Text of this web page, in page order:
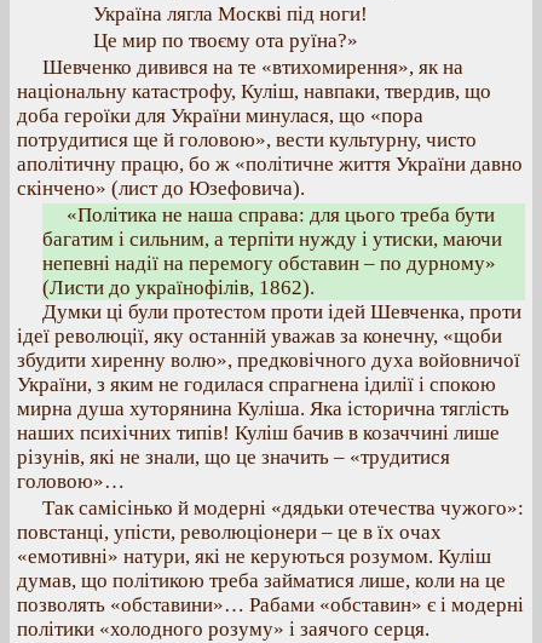
Україна лягла Москві під ноги!
Це мир по твоєму ота руїна?»
Шевченко дивився на те «втихомирення», як на
національну катастрофу, Куліш, навпаки, твердив, що
доба героїки для України минулася, що «пора
потрудитися ще й головою», вести культурну, чисто
аполітичну працю, бо ж «політичне життя України давно
скінчено» (лист до Юзефовича).
«Політика не наша справа: для цього треба бути
багатим і сильним, а терпіти нужду і утиски, маючи
непевні надії на перемогу обставин – по дурному»
(Листи до українофілів, 1862).
Думки ці були протестом проти ідей Шевченка, проти
ідеї революції, яку останній уважав за конечну, «щоби
збудити хиренну волю», предковічного духа войовничої
України, з яким не годилася спрагнена ідилії і спокою
мирна душа хуторянина Куліша. Яка історична тяглість
наших психічних типів! Куліш бачив в козаччині лише
різунів, які не знали, що це значить – «трудитися
головою»…
Так самісінько й модерні «дядьки отечества чужого»:
повстанці, упісти, революціонери – це в їх очах
«емотивні» натури, які не керуються розумом. Куліш
думав, що політикою треба займатися лише, коли на це
позволять «обставини»… Рабами «обставин» є і модерні
політики «холодного розуму» і заячого серця.